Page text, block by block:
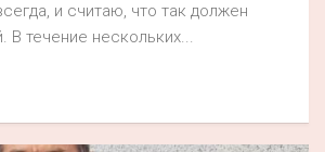
и считаю, что так должен
В течение нескольких...